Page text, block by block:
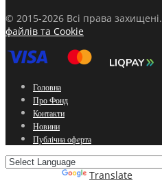
© 2015-2026 Всі права захищені.
файлів та Cookie
Головна
Про Фонд
Контакти
Новини
Публічна оферта
Translate